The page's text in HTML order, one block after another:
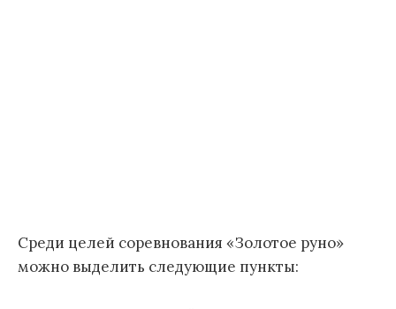
Среди целей соревнования «Золотое руно»
можно выделить следующие пункты: